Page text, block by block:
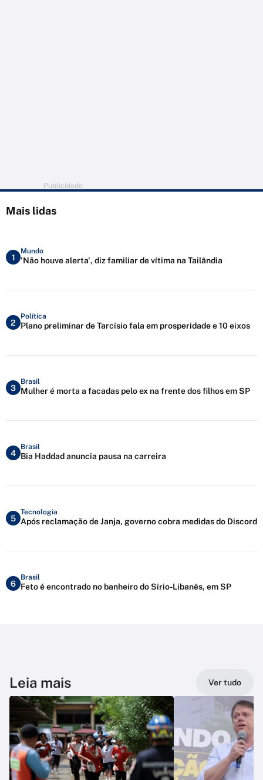
Publicidade
Mais lidas
1
Mundo
'Não houve alerta', diz familiar de vítima na Tailândia
2
Política
Plano preliminar de Tarcísio fala em prosperidade e 10 eixos
3
Brasil
Mulher é morta a facadas pelo ex na frente dos filhos em SP
4
Brasil
Bia Haddad anuncia pausa na carreira
5
Tecnologia
Após reclamação de Janja, governo cobra medidas do Discord
6
Brasil
Feto é encontrado no banheiro do Sírio-Libanês, em SP
Leia mais Ver tudo